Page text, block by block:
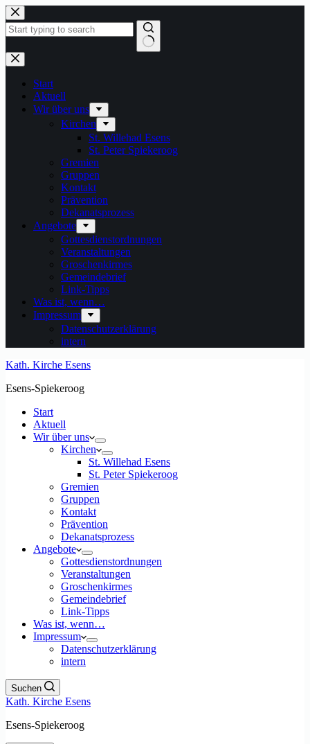
Zum
Inhalt
springen
Keine
Ergebnisse
Start
Aktuell
Wir über uns
Kirchen
St. Willehad Esens
St. Peter Spiekeroog
Gremien
Gruppen
Kontakt
Prävention
Dekanatsprozess
Angebote
Gottesdienstordnungen
Veranstaltungen
Groschenkirmes
Gemeindebrief
Link-Tipps
Was ist, wenn…
Impressum
Datenschutzerklärung
intern
Kath. Kirche Esens
Esens-Spiekeroog
Start
Aktuell
Wir über uns
Kirchen
St. Willehad Esens
St. Peter Spiekeroog
Gremien
Gruppen
Kontakt
Prävention
Dekanatsprozess
Angebote
Gottesdienstordnungen
Veranstaltungen
Groschenkirmes
Gemeindebrief
Link-Tipps
Was ist, wenn…
Impressum
Datenschutzerklärung
intern
Suchen
Kath. Kirche Esens
Esens-Spiekeroog